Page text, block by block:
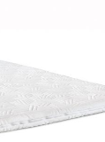
Saturn